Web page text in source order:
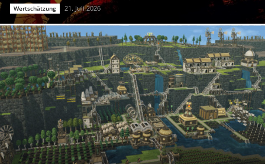
Wertschätzung 21. Juli 2026